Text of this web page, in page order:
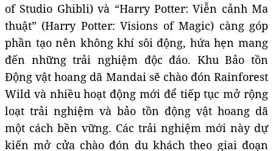
of Studio Ghibli) và “Harry Potter: Viễn cảnh Ma
thuật” (Harry Potter: Visions of Magic) càng góp
phần tạo nên không khí sôi động, hứa hẹn mang
đến những trải nghiệm độc đáo. Khu Bảo tồn
Động vật hoang dã Mandai sẽ chào đón Rainforest
Wild và nhiều hoạt động mới để tiếp tục mở rộng
loạt trải nghiệm và bảo tồn động vật hoang dã
một cách bền vững. Các trải nghiệm mới này dự
kiến mở cửa chào đón du khách theo giai đoạn